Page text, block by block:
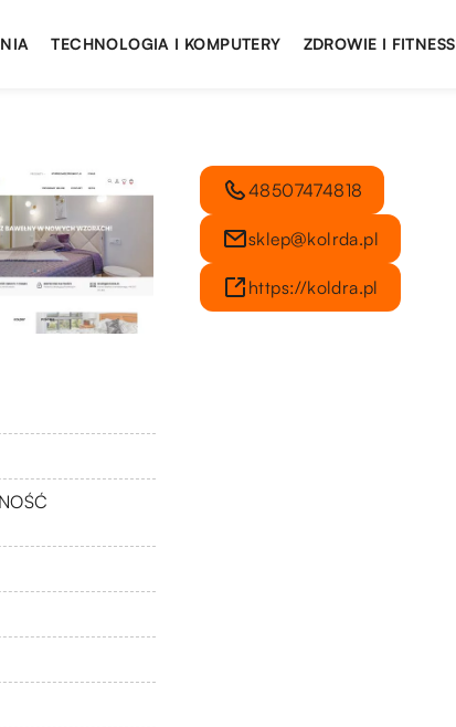
TECHNOLOGIA I KOMPUTERY ZDROWIE I FITNESS
48507474818
sklep@kolrda.pl
https://koldra.pl